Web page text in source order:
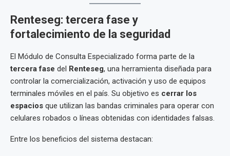
Renteseg: tercera fase y
fortalecimiento de la seguridad
El Módulo de Consulta Especializado forma parte de la
tercera fase del Renteseg, una herramienta diseñada para
controlar la comercialización, activación y uso de equipos
terminales móviles en el país. Su objetivo es cerrar los
espacios que utilizan las bandas criminales para operar con
celulares robados o líneas obtenidas con identidades falsas.
Entre los beneficios del sistema destacan: